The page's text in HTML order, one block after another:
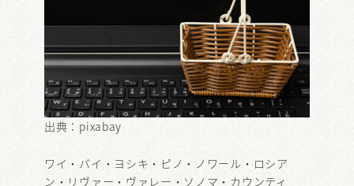
出典： pixabay
ワイ・バイ・ヨシキ・ピノ・ノワール・ロシア
ン・リヴァー・ヴァレー・ソノマ・カウンティ